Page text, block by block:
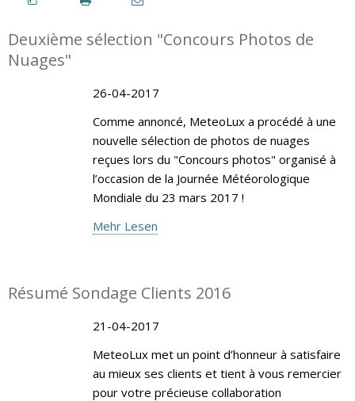
Deuxième sélection "Concours Photos de
Nuages"
26-04-2017
Comme annoncé, MeteoLux a procédé à une
nouvelle sélection de photos de nuages
reçues lors du "Concours photos" organisé à
l’occasion de la Journée Météorologique
Mondiale du 23 mars 2017 !
Mehr Lesen
Résumé Sondage Clients 2016
21-04-2017
MeteoLux met un point d’honneur à satisfaire
au mieux ses clients et tient à vous remercier
pour votre précieuse collaboration